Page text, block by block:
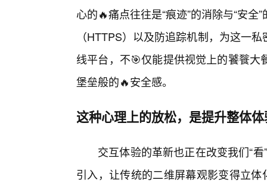
心的🔥痛点往往是“痕迹”的消除与“安
（HTTPS）以及防追踪机制，为这一
线平台，不🎯仅能提供视觉上的饕餮
堡垒般的🔥安全感。
这种心理上的放松，是提升整体
交互体验的革新也正在改变我们“
引入，让传统的二维屏幕观影变得立